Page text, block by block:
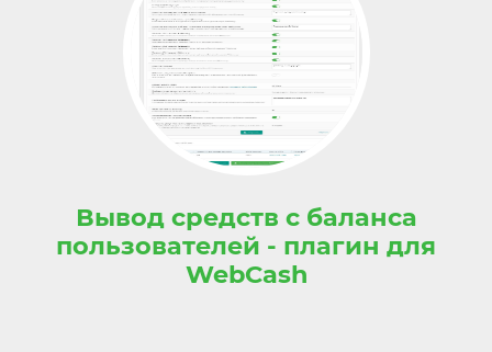
Вывод средств с баланса
пользователей - плагин для
WebCash